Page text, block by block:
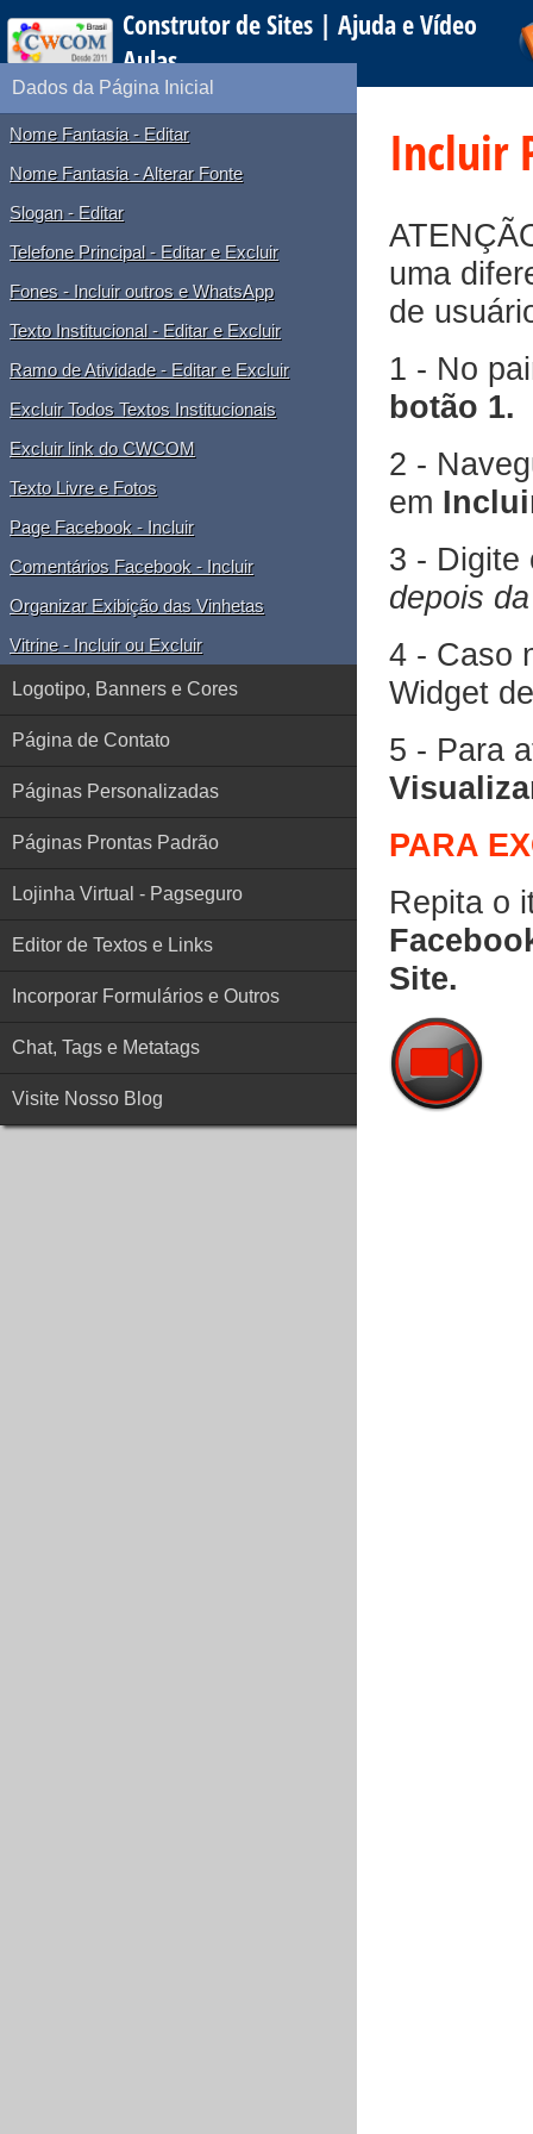
Construtor de Sites | Ajuda e Vídeo
Aulas
Dados da Página Inicial
Nome Fantasia - Editar
Nome Fantasia - Alterar Fonte
Slogan - Editar
Telefone Principal - Editar e Excluir
Fones - Incluir outros e WhatsApp
Texto Institucional - Editar e Excluir
Ramo de Atividade - Editar e Excluir
Excluir Todos Textos Institucionais
Excluir link do CWCOM
Texto Livre e Fotos
Page Facebook - Incluir
Comentários Facebook - Incluir
Organizar Exibição das Vinhetas
Vitrine - Incluir ou Excluir
Logotipo, Banners e Cores
Página de Contato
Páginas Personalizadas
Páginas Prontas Padrão
Lojinha Virtual - Pagseguro
Editor de Textos e Links
Incorporar Formulários e Outros
Chat, Tags e Metatags
Visite Nosso Blog
Incluir
uma
de
1 - No
botão 1.
2 -
em
3 - Digite
depois
4 - Caso
Widget
5 - Para
PARA
Repita o
Site.